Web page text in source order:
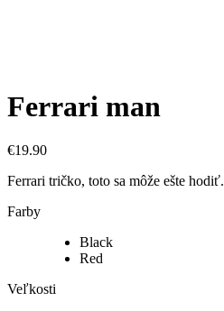
Ferrari man
€19.90
Ferrari tričko, toto sa môže ešte hodiť.
Farby
Black
Red
Veľkosti